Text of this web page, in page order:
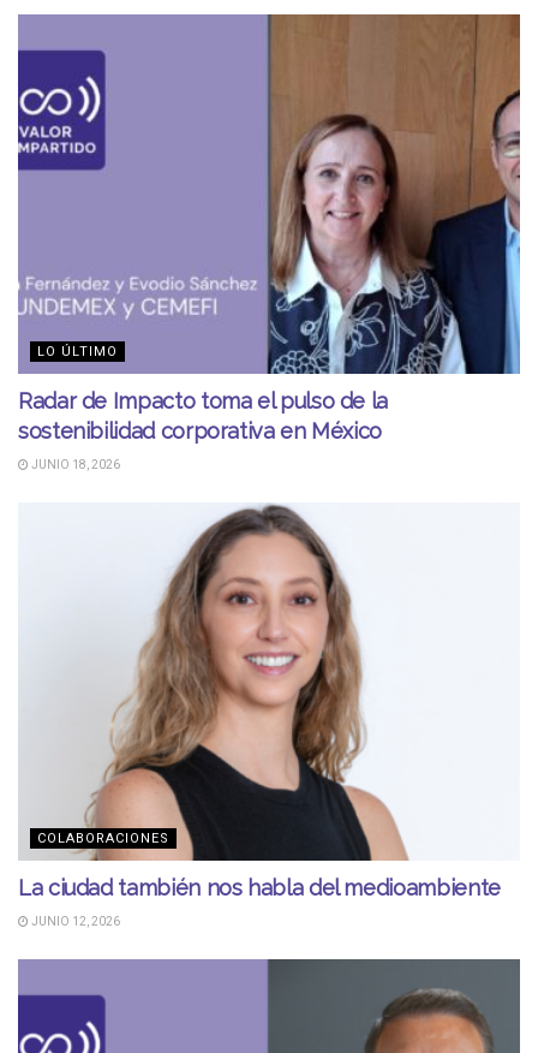
LO ÚLTIMO
Radar de Impacto toma el pulso de la
sostenibilidad corporativa en México
JUNIO 18, 2026
COLABORACIONES
La ciudad también nos habla del medioambiente
JUNIO 12, 2026